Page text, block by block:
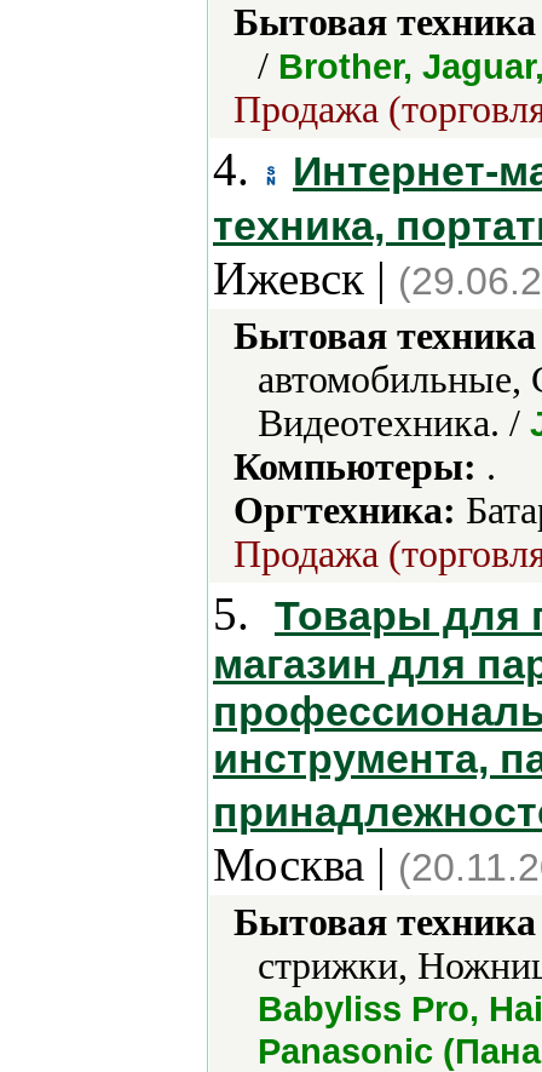
Бытовая
/ Brother,
Продажа
4.
Интернет-
техника,
Ижевск |
Бытовая
автомобильные,
Видеотехника. /
Компьютеры: .
Оргтехника:
Продажа
5.
Товары для
магазин для
инструмента,
Москва |
Бытовая
стрижки,
Babyliss Pro,
Panasonic